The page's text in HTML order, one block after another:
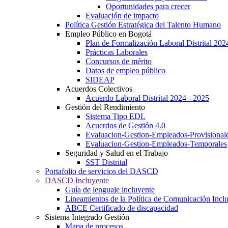
Oportunidades para crecer
Evaluación de impacto
Política Gestión Estratégica del Talento Humano
Empleo Público en Bogotá
Plan de Formalización Laboral Distrital
Prácticas Laborales
Concursos de mérito
Datos de empleo público
SIDEAP
Acuerdos Colectivos
Acuerdo Laboral Distrital 2024 - 2025
Gestión del Rendimiento
Sistema Tipo EDL
Acuerdos de Gestión 4.0
Evaluacion-Gestion-Empleados-
Evaluacion-Gestion-Empleados-Temporales
Seguridad y Salud en el Trabajo
SST Distrital
Portafolio de servicios del DASCD
DASCD Incluyente
Guía de lenguaje incluyente
Lineamientos de la Política de Comunicación
ABCE Certificado de discapacidad
Sistema Integrado Gestión
Mapa de procesos